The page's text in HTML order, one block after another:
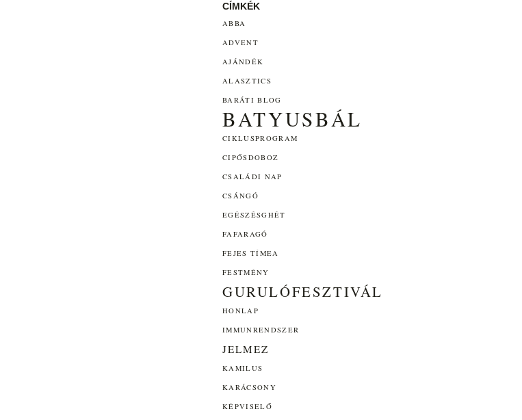
CÍMKÉK
ABBA
ADVENT
AJÁNDÉK
ALASZTICS
BARÁTI BLOG
BATYUSBÁL
CIKLUSPROGRAM
CIPŐSDOBOZ
CSALÁDI NAP
CSÁNGÓ
EGÉSZÉSGHÉT
FAFARAGÓ
FEJES TÍMEA
FESTMÉNY
GURULÓFESZTIVÁL
HONLAP
IMMUNRENDSZER
JELMEZ
KAMILUS
KARÁCSONY
KÉPVISELŐ